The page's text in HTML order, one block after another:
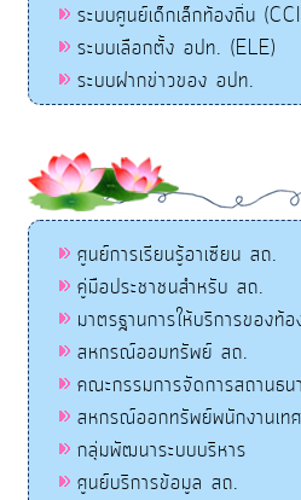
ระบบศูนย์เด็กเล็กท้องถิ่น
ระบบเลือกตั้ง อปท. (ELE)
ระบบฝากข่าวของ อปท.
ศูนย์การเรียนรู้อาเซียน สถ.
คู่มือประชาชนสำหรับ สถ.
มาตรฐานการให้บริการของท้
สหกรณ์ออมทรัพย์ สถ.
คณะกรรมการจัดการสถานธ
สหกรณ์ออกทรัพย์พนักงานเท
กลุ่มพัฒนาระบบบริหาร
ศูนย์บริการข้อมูล สถ.